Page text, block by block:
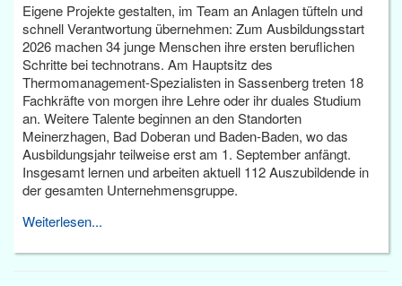
Eigene Projekte gestalten, im Team an Anlagen tüfteln und
schnell Verantwortung übernehmen: Zum Ausbildungsstart
2026 machen 34 junge Menschen ihre ersten beruflichen
Schritte bei technotrans. Am Hauptsitz des
Thermomanagement-Spezialisten in Sassenberg treten 18
Fachkräfte von morgen ihre Lehre oder ihr duales Studium
an. Weitere Talente beginnen an den Standorten
Meinerzhagen, Bad Doberan und Baden-Baden, wo das
Ausbildungsjahr teilweise erst am 1. September anfängt.
Insgesamt lernen und arbeiten aktuell 112 Auszubildende in
der gesamten Unternehmensgruppe.
Weiterlesen...